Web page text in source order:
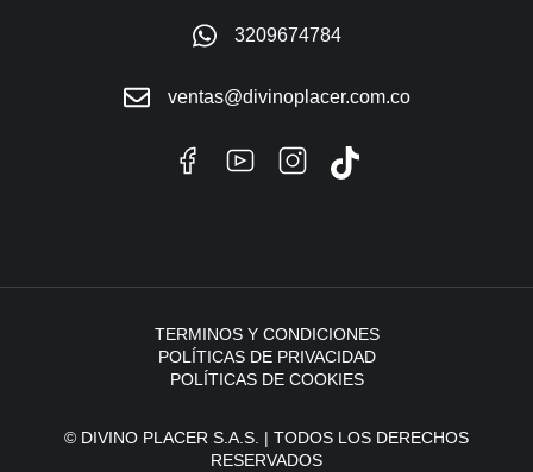
3209674784
ventas@divinoplacer.com.co
© DIVINO PLACER S.A.S. | TODOS LOS DERECHOS
RESERVADOS
TERMINOS Y CONDICIONES
POLÍTICAS DE PRIVACIDAD
POLÍTICAS DE COOKIES